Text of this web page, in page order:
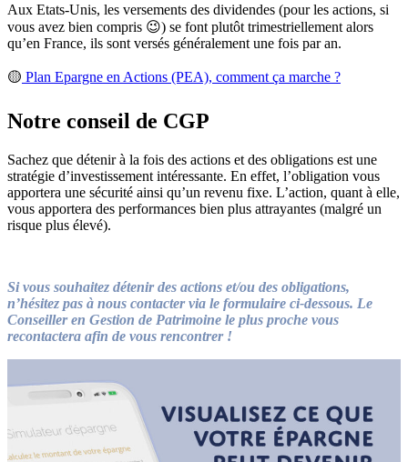
Aux Etats-Unis, les versements des dividendes (pour les actions, si
vous avez bien compris 😉) se font plutôt trimestriellement alors
qu’en France, ils sont versés généralement une fois par an.
🟡 Plan Epargne en Actions (PEA), comment ça marche ?
Notre conseil de CGP
Sachez que détenir à la fois des actions et des obligations est une
stratégie d’investissement intéressante. En effet, l’obligation vous
apportera une sécurité ainsi qu’un revenu fixe. L’action, quant à elle,
vous apportera des performances bien plus attrayantes (malgré un
risque plus élevé).
Si vous souhaitez détenir des actions et/ou des obligations,
n’hésitez pas à nous contacter via le formulaire ci-dessous. Le
Conseiller en Gestion de Patrimoine le plus proche vous
recontactera afin de vous rencontrer !